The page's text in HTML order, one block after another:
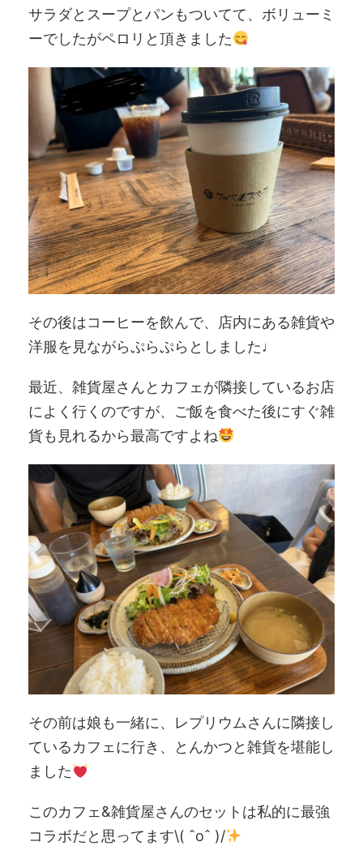
サラダとスープとパンもついてて、ボリューミ
ーでしたがペロリと頂きました
その後はコーヒーを飲んで、店内にある雑貨や
洋服を見ながらぷらぷらとしました♩
最近、雑貨屋さんとカフェが隣接しているお店
によく行くのですが、ご飯を食べた後にすぐ雑
貨も見れるから最高ですよね
その前は娘も一緒に、レプリウムさんに隣接し
ているカフェに行き、とんかつと雑貨を堪能し
ました
このカフェ&雑貨屋さんのセットは私的に最強
コラボだと思ってます\( ˆoˆ )/